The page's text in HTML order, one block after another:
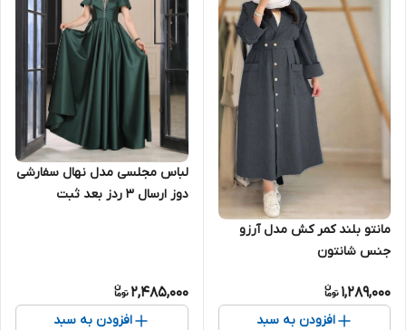
مانتو بلند کمر کش مدل آرزو
جنس شانتون
1,289,000
افزودن به سبد
لباس مجلسی مدل نهال سفارشی
دوز ارسال ۳ ردز بعد ثبت
2,485,000
افزودن به سبد